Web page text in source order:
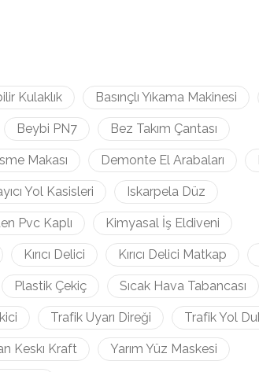
Kulaklık Basınçlı Yıkama Makinesi
Beybi PN7 Bez Takım Çantası
Makası Demonte El Arabaları
Yol Kasisleri Iskarpela Düz
Pvc Kaplı Kimyasal İş Eldiveni
Kırıcı Delici Kırıcı Delici Matkap
Plastik Çekiç Sıcak Hava Tabancası
Trafik Uyarı Direği Trafik Yol
Keskı Kraft Yarım Yüz Maskesi